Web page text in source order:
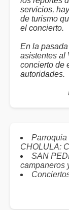
servicios,
de turismo
el concierto.
En la
asistentes al
concierto de
autoridades.
Parroquia
CHOLULA:
SAN
campaneros